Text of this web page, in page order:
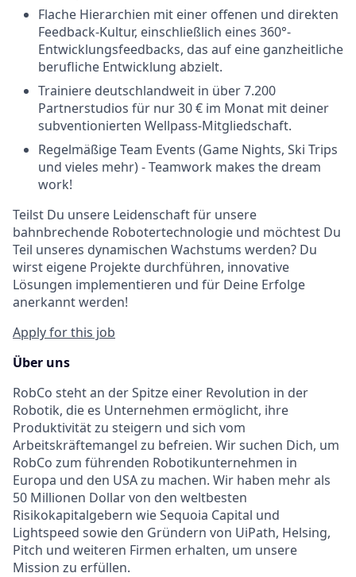
Flache Hierarchien mit einer offenen und direkten
Feedback-Kultur, einschließlich eines 360°-
Entwicklungsfeedbacks, das auf eine ganzheitliche
berufliche Entwicklung abzielt.
Trainiere deutschlandweit in über 7.200
Partnerstudios für nur 30 € im Monat mit deiner
subventionierten Wellpass-Mitgliedschaft.
Regelmäßige Team Events (Game Nights, Ski Trips
und vieles mehr) - Teamwork makes the dream
work!
Teilst Du unsere Leidenschaft für unsere
bahnbrechende Robotertechnologie und möchtest Du
Teil unseres dynamischen Wachstums werden? Du
wirst eigene Projekte durchführen, innovative
Lösungen implementieren und für Deine Erfolge
anerkannt werden!
Apply for this job
Über uns
RobCo steht an der Spitze einer Revolution in der
Robotik, die es Unternehmen ermöglicht, ihre
Produktivität zu steigern und sich vom
Arbeitskräftemangel zu befreien. Wir suchen Dich, um
RobCo zum führenden Robotikunternehmen in
Europa und den USA zu machen. Wir haben mehr als
50 Millionen Dollar von den weltbesten
Risikokapitalgebern wie Sequoia Capital und
Lightspeed sowie den Gründern von UiPath, Helsing,
Pitch und weiteren Firmen erhalten, um unsere
Mission zu erfüllen.